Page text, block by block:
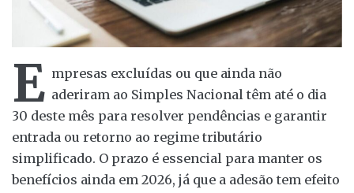
E mpresas excluídas ou que ainda não
aderiram ao Simples Nacional têm até o dia
30 deste mês para resolver pendências e garantir
entrada ou retorno ao regime tributário
simplificado. O prazo é essencial para manter os
benefícios ainda em 2026, já que a adesão tem efeito